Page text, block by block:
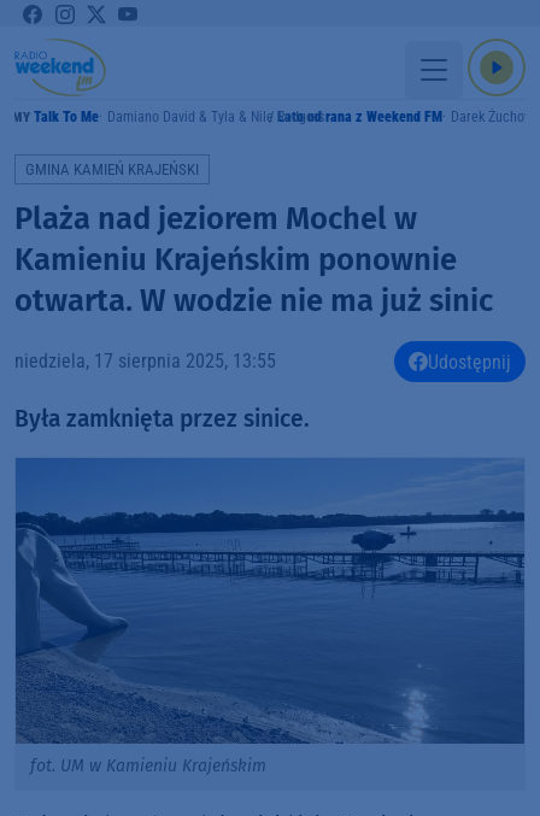
Talk To Me Damiano David & Tyla & Nile RodgersLato od rana z Weekend FM Darek
GMINA KAMIEŃ KRAJEŃSKI
Plaża nad jeziorem Mochel w
Kamieniu Krajeńskim ponownie
otwarta. W wodzie nie ma już sinic
niedziela, 17 sierpnia 2025, 13:55 Udostępnij
Była zamknięta przez sinice.
fot. UM w Kamieniu Krajeńskim